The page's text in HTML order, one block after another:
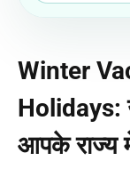
Winter
Holidays:
आपके राज्य